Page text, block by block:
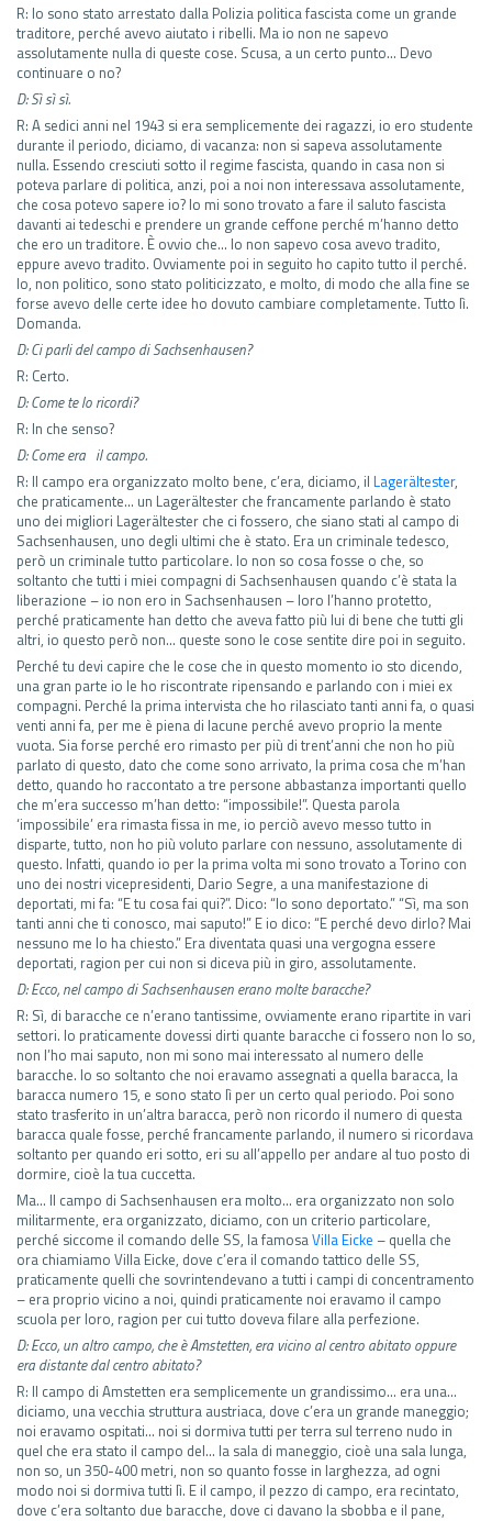
R: Io sono stato arrestato dalla Polizia politica fascista come un grande
traditore, perché avevo aiutato i ribelli. Ma io non ne sapevo
assolutamente nulla di queste cose. Scusa, a un certo punto… Devo
continuare o no?
D: Sì sì sì.
R: A sedici anni nel 1943 si era semplicemente dei ragazzi, io ero studente
durante il periodo, diciamo, di vacanza: non si sapeva assolutamente
nulla. Essendo cresciuti sotto il regime fascista, quando in casa non si
poteva parlare di politica, anzi, poi a noi non interessava assolutamente,
che cosa potevo sapere io? Io mi sono trovato a fare il saluto fascista
davanti ai tedeschi e prendere un grande ceffone perché m’hanno detto
che ero un traditore. È ovvio che… Io non sapevo cosa avevo tradito,
eppure avevo tradito. Ovviamente poi in seguito ho capito tutto il perché.
Io, non politico, sono stato politicizzato, e molto, di modo che alla fine se
forse avevo delle certe idee ho dovuto cambiare completamente. Tutto lì.
Domanda.
D: Ci parli del campo di Sachsenhausen?
R: Certo.
D: Come te lo ricordi?
R: In che senso?
D: Come era il campo.
R: Il campo era organizzato molto bene, c’era, diciamo, il Lagerältester,
che praticamente… un Lagerältester che francamente parlando è stato
uno dei migliori Lagerältester che ci fossero, che siano stati al campo di
Sachsenhausen, uno degli ultimi che è stato. Era un criminale tedesco,
però un criminale tutto particolare. Io non so cosa fosse o che, so
soltanto che tutti i miei compagni di Sachsenhausen quando c’è stata la
liberazione – io non ero in Sachsenhausen – loro l’hanno protetto,
perché praticamente han detto che aveva fatto più lui di bene che tutti gli
altri, io questo però non… queste sono le cose sentite dire poi in seguito.
Perché tu devi capire che le cose che in questo momento io sto dicendo,
una gran parte io le ho riscontrate ripensando e parlando con i miei ex
compagni. Perché la prima intervista che ho rilasciato tanti anni fa, o quasi
venti anni fa, per me è piena di lacune perché avevo proprio la mente
vuota. Sia forse perché ero rimasto per più di trent’anni che non ho più
parlato di questo, dato che come sono arrivato, la prima cosa che m’han
detto, quando ho raccontato a tre persone abbastanza importanti quello
che m’era successo m’han detto: “impossibile!”. Questa parola
‘impossibile’ era rimasta fissa in me, io perciò avevo messo tutto in
disparte, tutto, non ho più voluto parlare con nessuno, assolutamente di
questo. Infatti, quando io per la prima volta mi sono trovato a Torino con
uno dei nostri vicepresidenti, Dario Segre, a una manifestazione di
deportati, mi fa: “E tu cosa fai qui?”. Dico: “Io sono deportato.” “Sì, ma son
tanti anni che ti conosco, mai saputo!” E io dico: “E perché devo dirlo? Mai
nessuno me lo ha chiesto.” Era diventata quasi una vergogna essere
deportati, ragion per cui non si diceva più in giro, assolutamente.
D: Ecco, nel campo di Sachsenhausen erano molte baracche?
R: Sì, di baracche ce n’erano tantissime, ovviamente erano ripartite in vari
settori. Io praticamente dovessi dirti quante baracche ci fossero non lo so,
non l’ho mai saputo, non mi sono mai interessato al numero delle
baracche. Io so soltanto che noi eravamo assegnati a quella baracca, la
baracca numero 15, e sono stato lì per un certo qual periodo. Poi sono
stato trasferito in un’altra baracca, però non ricordo il numero di questa
baracca quale fosse, perché francamente parlando, il numero si ricordava
soltanto per quando eri sotto, eri su all’appello per andare al tuo posto di
dormire, cioè la tua cuccetta.
Ma… Il campo di Sachsenhausen era molto… era organizzato non solo
militarmente, era organizzato, diciamo, con un criterio particolare,
perché siccome il comando delle SS, la famosaVilla Eicke – quella che
ora chiamiamo Villa Eicke, dove c’era il comando tattico delle SS,
praticamente quelli che sovrintendevano a tutti i campi di concentramento
– era proprio vicino a noi, quindi praticamente noi eravamo il campo
scuola per loro, ragion per cui tutto doveva filare alla perfezione.
D: Ecco, un altro campo, che è Amstetten, era vicino al centro abitato oppure
era distante dal centro abitato?
R: Il campo di Amstetten era semplicemente un grandissimo… era una…
diciamo, una vecchia struttura austriaca, dove c’era un grande maneggio;
noi eravamo ospitati… noi si dormiva tutti per terra sul terreno nudo in
quel che era stato il campo del… la sala di maneggio, cioè una sala lunga,
non so, un 350-400 metri, non so quanto fosse in larghezza, ad ogni
modo noi si dormiva tutti lì. E il campo, il pezzo di campo, era recintato,
dove c’era soltanto due baracche, dove ci davano la sbobba e il pane,